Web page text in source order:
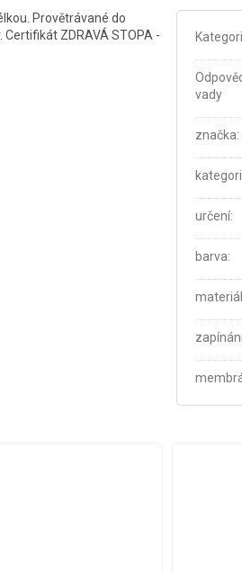
Provětrávané do
ZDRAVÁ STOPA -
vady
značka:
určení:
barva:
materiál